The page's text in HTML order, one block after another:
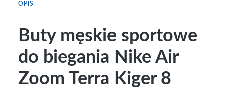
OPIS
Buty męskie sportowe
do biegania Nike Air
Zoom Terra Kiger 8